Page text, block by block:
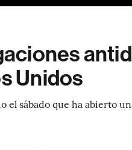
Unidos
el sábado que ha abierto